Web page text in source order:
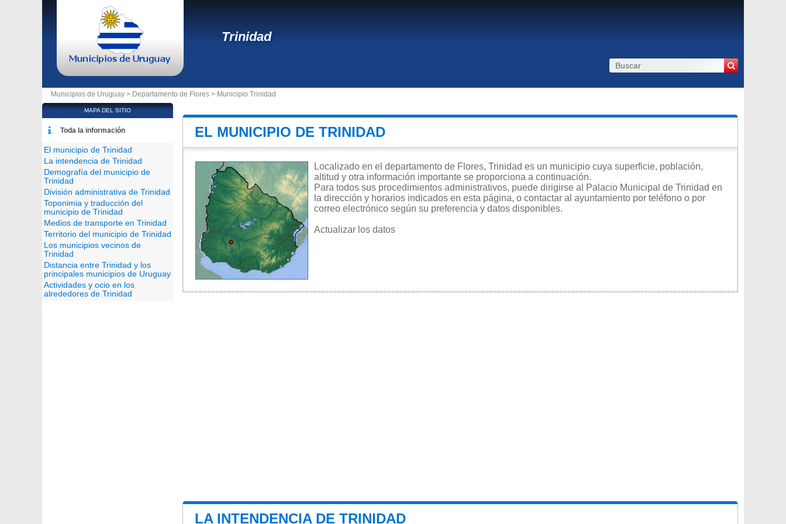
Trinidad
Municipios de Uruguay > Departamento de Flores > Municipio Trinidad
EL MUNICIPIO DE TRINIDAD
Localizado en el departamento de Flores, Trinidad es un municipio cuya superficie, población,
altitud y otra información importante se proporciona a continuación.
Para todos sus procedimientos administrativos, puede dirigirse al Palacio Municipal de Trinidad en
la dirección y horarios indicados en esta página, o contactar al ayuntamiento por teléfono o por
correo electrónico según su preferencia y datos disponibles.
Actualizar los datos
LA INTENDENCIA DE TRINIDAD
MAPA DEL SITIO
Toda la información
El municipio de Trinidad
La intendencia de Trinidad
Demografía del municipio de
Trinidad
División administrativa de Trinidad
Toponimia y traducción del
municipio de Trinidad
Medios de transporte en Trinidad
Territorio del municipio de Trinidad
Los municipios vecinos de
Trinidad
Distancia entre Trinidad y los
principales municipios de Uruguay
Actividades y ocio en los
alrededores de Trinidad